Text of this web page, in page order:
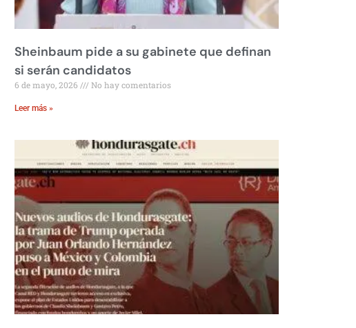
Sheinbaum pide a su gabinete que definan
si serán candidatos
6 de mayo, 2026 No hay comentarios
Leer más »